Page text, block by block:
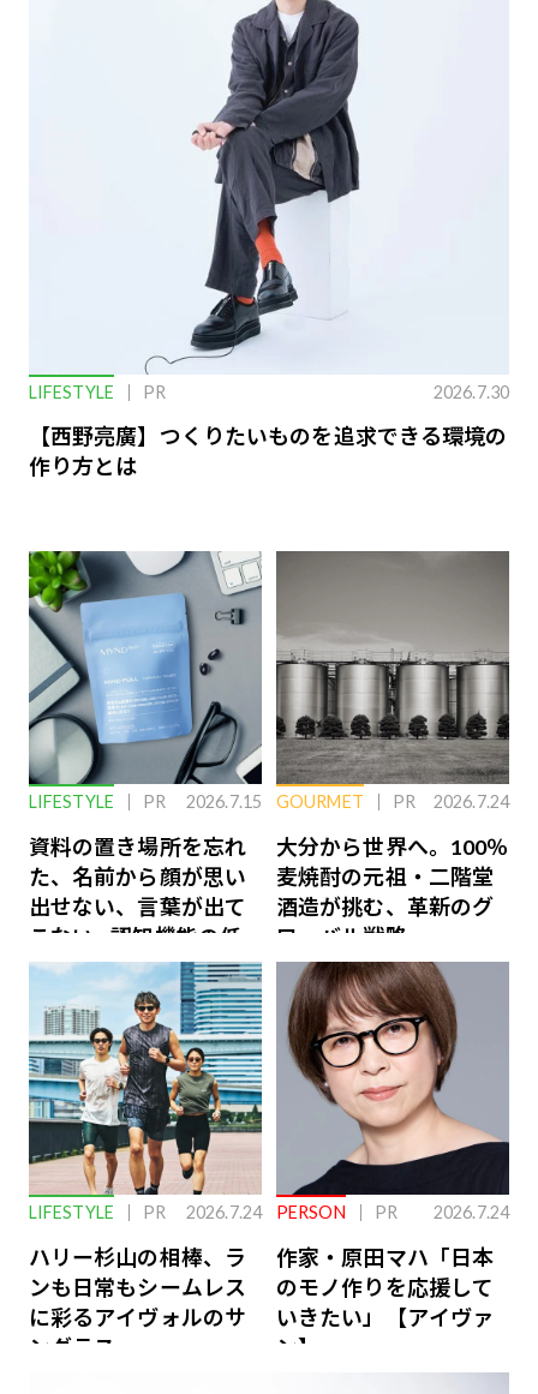
LIFESTYLE PR 2026.7.30
【西野亮廣】つくりたいものを追求できる環境の
作り方とは
LIFESTYLE PR 2026.7.15
資料の置き場所を忘れ
た、名前から顔が思い
出せない、言葉が出て
こない…認知機能の低
下を救う、脳のインナ
ーケアとは
GOURMET PR 2026.7.24
大分から世界へ。100％
麦焼酎の元祖・二階堂
酒造が挑む、革新のグ
ローバル戦略
LIFESTYLE PR 2026.7.24
ハリー杉山の相棒、ラ
ンも日常もシームレス
に彩るアイヴォルのサ
ングラス
PERSON PR 2026.7.24
作家・原田マハ「日本
のモノ作りを応援して
いきたい」【アイヴァ
ン】